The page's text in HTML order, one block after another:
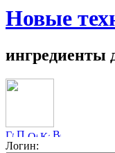
Новые
ингредиенты
Логин: